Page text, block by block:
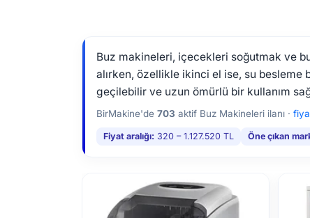
Buz makineleri, içecekleri soğutmak ve
alırken, özellikle ikinci el ise, su besleme
geçilebilir ve uzun ömürlü bir kullanım
BirMakine'de 703 aktif Buz Makineleri ilanı ·
Fiyat aralığı: 320 – 1.127.520 TL Öne çıkan